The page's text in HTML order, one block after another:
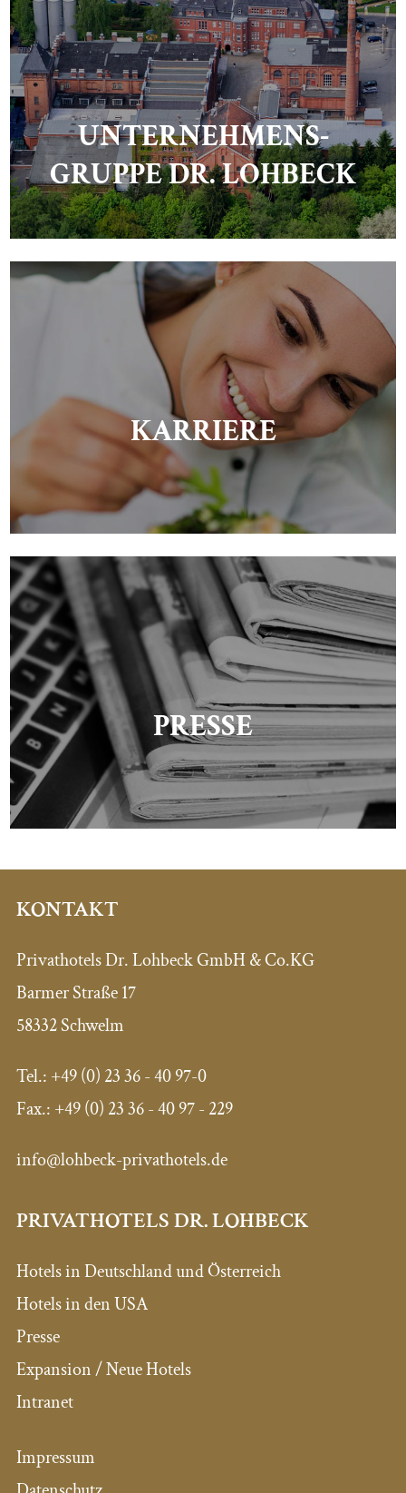
UNTERNEHMENS-
GRUPPE DR. LOHBECK
KARRIERE
PRESSE
KONTAKT
Privathotels Dr. Lohbeck GmbH & Co.KG
Barmer Straße 17
58332 Schwelm
Tel.: +49 (0) 23 36 - 40 97-0
Fax.: +49 (0) 23 36 - 40 97 - 229
info@lohbeck-privathotels.de
PRIVATHOTELS DR. LOHBECK
Hotels in Deutschland und Österreich
Hotels in den USA
Presse
Expansion / Neue Hotels
Intranet
Impressum